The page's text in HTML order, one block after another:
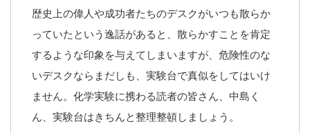
歴史上の偉人や成功者たちのデスクがいつも散らか
っていたという逸話があると、散らかすことを肯定
するような印象を与えてしまいますが、危険性のな
いデスクならまだしも、実験台で真似をしてはいけ
ません。化学実験に携わる読者の皆さん、中島く
ん、実験台はきちんと整理整頓しましょう。